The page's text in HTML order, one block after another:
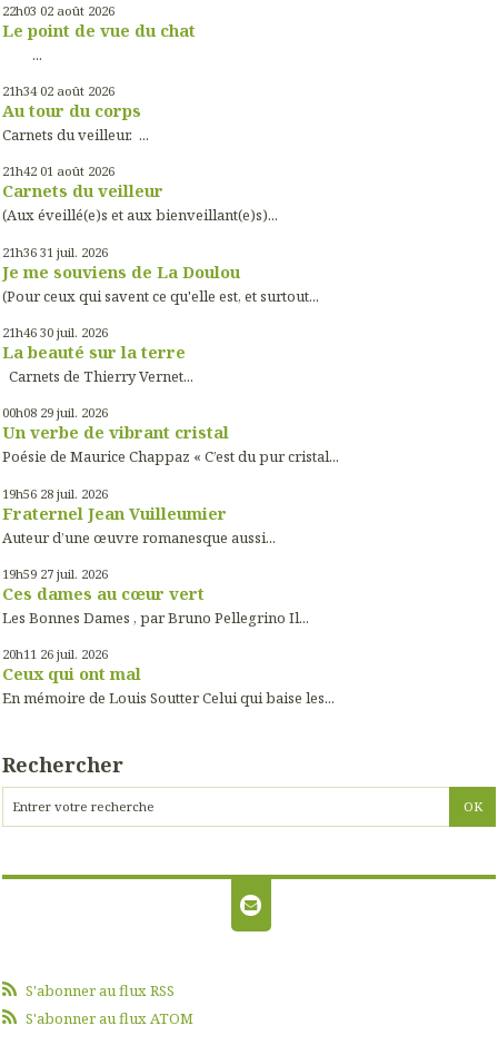
22h03 02 août 2026
Le point de vue du chat
...
21h34 02 août 2026
Au tour du corps
Carnets du veilleur. ...
21h42 01 août 2026
Carnets du veilleur
(Aux éveillé(e)s et aux bienveillant(e)s)...
21h36 31 juil. 2026
Je me souviens de La Doulou
(Pour ceux qui savent ce qu'elle est, et surtout...
21h46 30 juil. 2026
La beauté sur la terre
Carnets de Thierry Vernet...
00h08 29 juil. 2026
Un verbe de vibrant cristal
Poésie de Maurice Chappaz « C’est du pur cristal...
19h56 28 juil. 2026
Fraternel Jean Vuilleumier
Auteur d’une œuvre romanesque aussi...
19h59 27 juil. 2026
Ces dames au cœur vert
Les Bonnes Dames , par Bruno Pellegrino Il...
20h11 26 juil. 2026
Ceux qui ont mal
En mémoire de Louis Soutter Celui qui baise les...
Rechercher
S'abonner au flux RSS
S'abonner au flux ATOM